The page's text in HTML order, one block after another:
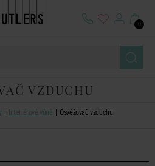
0
VZDUCHU
Interiérové vůně Osvěžovač vzduchu